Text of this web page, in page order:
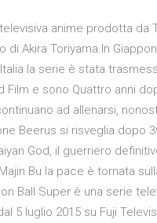
anime prodotta da
Akira Toriyama.In
la serie è stata
e sono Quattro anni
ad allenarsi,
Beerus si risveglia dopo
God, il guerriero
Bu la pace è tornata
Ball Super è una serie
5 luglio 2015 su Fuji